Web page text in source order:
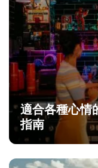
適合各種心情
指南